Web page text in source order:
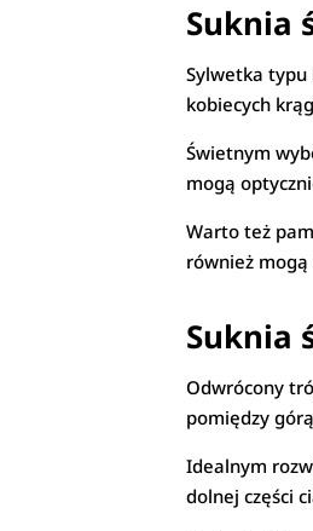
Suknia
Sylwetka
kobiecych
Świetnym
mogą
Warto też
również mogą
Suknia
Odwrócony
pomiędzy
Idealnym
dolnej części